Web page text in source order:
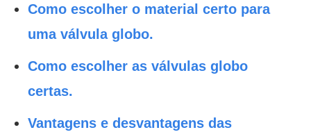
Como escolher o material certo para
uma válvula globo.
Como escolher as válvulas globo
certas.
Vantagens e desvantagens das